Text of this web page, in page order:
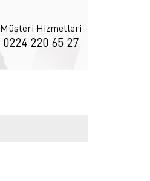
Müşteri Hizmetleri
0224 220 65 27